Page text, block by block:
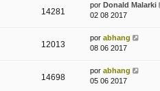
14281
por Donald Malarki
02 08 2017
12013
por abhang
08 06 2017
14698
por abhang
05 06 2017